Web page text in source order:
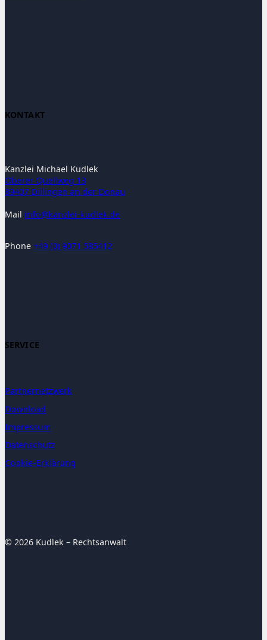
KONTAKT
Kanzlei Michael Kudlek
Oberer Quellweg 13
89407 Dillingen an der Donau
Mail
ed.ke
lduk-
ielzn
ak@of
ni
Phone +49 (0) 9071 585412
SERVICE
Partnernetzwerk
Download
Impressum
Datenschutz
Cookie-Erklärung
© 2026 Kudlek – Rechtsanwalt